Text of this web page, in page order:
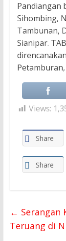
Pandiangan
Sihombing,
Tambunan,
Sianipar.
Views:
Share
Share
← Serangan
Teruang di